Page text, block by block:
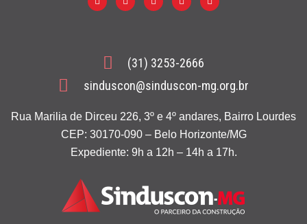
(31) 3253-2666
sinduscon@sinduscon-mg.org.br
Rua Marilia de Dirceu 226, 3º e 4º andares, Bairro Lourdes
CEP: 30170-090 – Belo Horizonte/MG
Expediente: 9h a 12h – 14h a 17h.